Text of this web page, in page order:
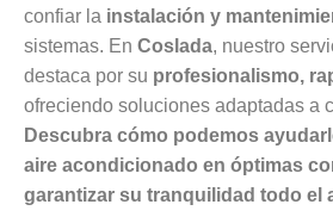
confiar la instalación y
sistemas. En Coslada, nuestro
destaca por su profesionalismo,
ofreciendo soluciones adaptadas a
Descubra cómo podemos
aire acondicionado en óptimas
garantizar su tranquilidad todo el